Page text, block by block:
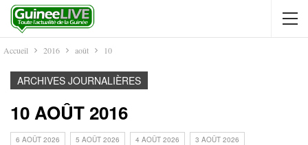
Accueil 2016 août 10
ARCHIVES JOURNALIÈRES
10 AOÛT 2016
6 AOÛT 2026 5 AOÛT 2026 4 AOÛT 2026
3 AOÛT 2026